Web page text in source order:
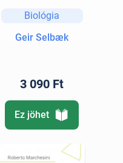
Biológia
Geir Selbæk
3 090 Ft
Ez jöhet